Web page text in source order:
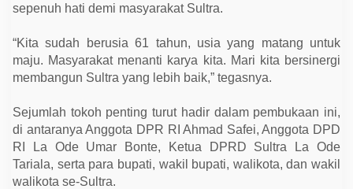
sepenuh hati demi masyarakat Sultra.
“Kita sudah berusia 61 tahun, usia yang matang untuk
maju. Masyarakat menanti karya kita. Mari kita bersinergi
membangun Sultra yang lebih baik,” tegasnya.
Sejumlah tokoh penting turut hadir dalam pembukaan ini,
di antaranya Anggota DPR RI Ahmad Safei, Anggota DPD
RI La Ode Umar Bonte, Ketua DPRD Sultra La Ode
Tariala, serta para bupati, wakil bupati, walikota, dan wakil
walikota se-Sultra.